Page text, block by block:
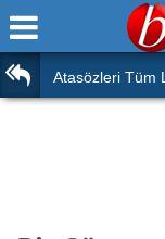
Ana Sayfa
Atasözleri Tüm